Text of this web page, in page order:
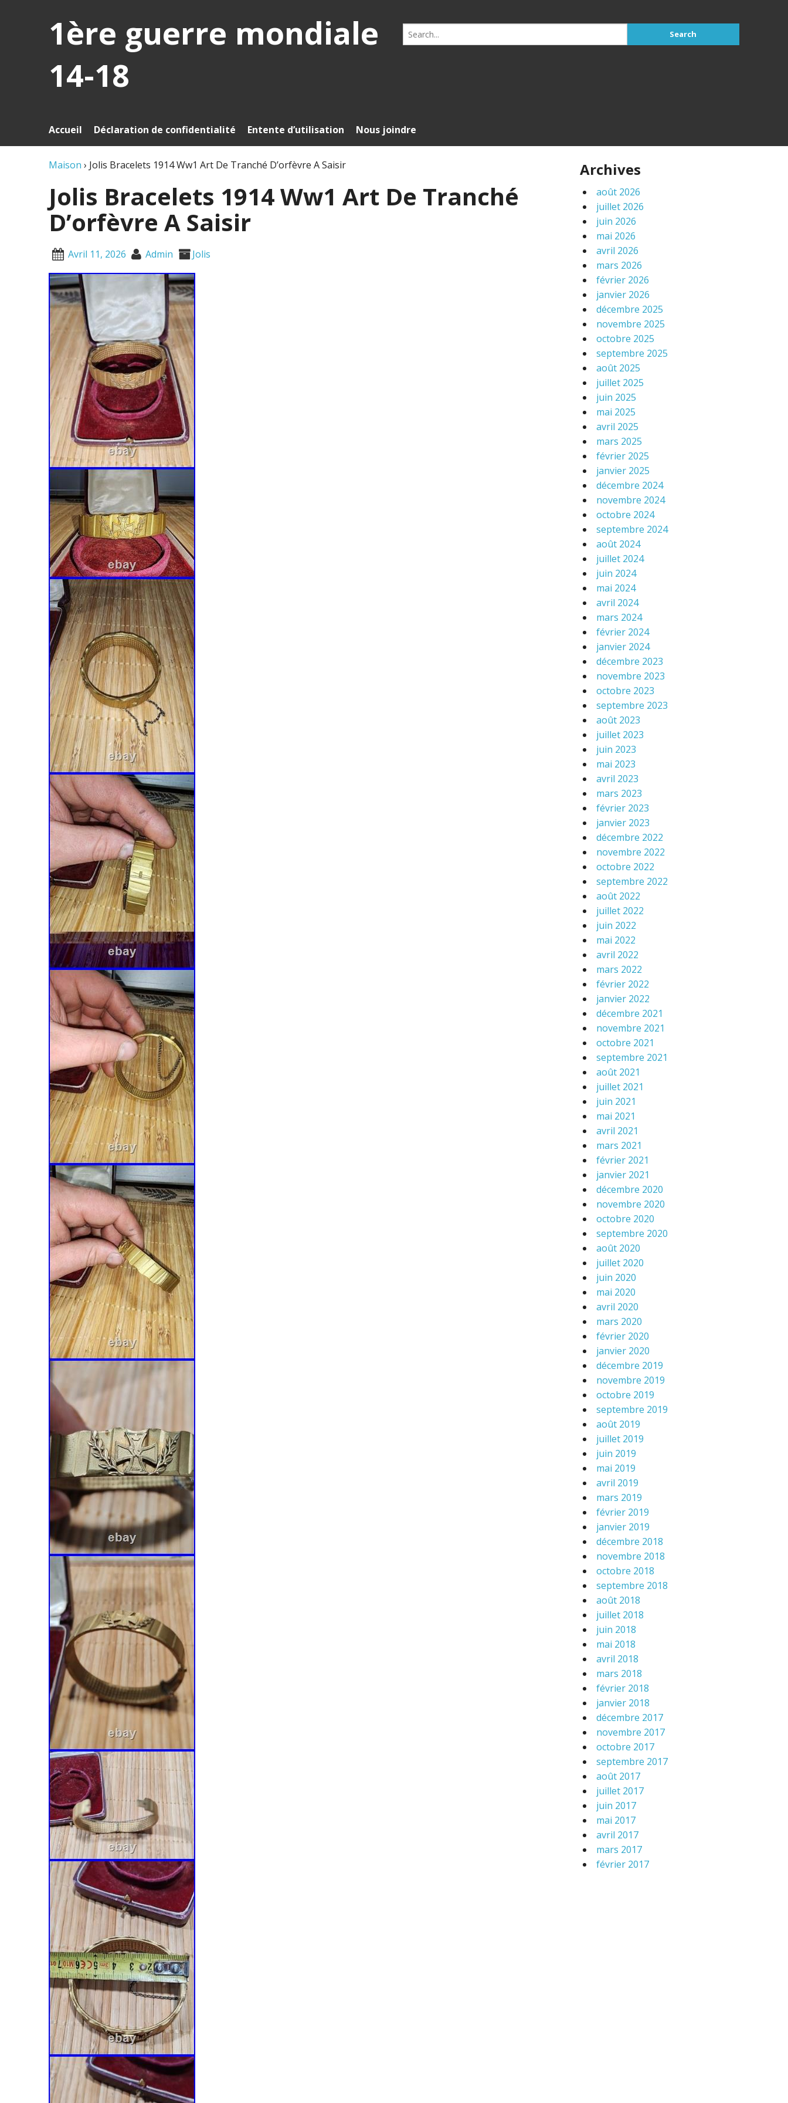
1ère guerre mondiale
14-18
Search
for:
Accueil Déclaration de confidentialité Entente d’utilisation Nous joindre
Maison › Jolis Bracelets 1914 Ww1 Art De Tranché D’orfèvre A Saisir
Jolis Bracelets 1914 Ww1 Art De Tranché
D’orfèvre A Saisir
Avril 11, 2026 Admin Jolis
Archives
août 2026
juillet 2026
juin 2026
mai 2026
avril 2026
mars 2026
février 2026
janvier 2026
décembre 2025
novembre 2025
octobre 2025
septembre 2025
août 2025
juillet 2025
juin 2025
mai 2025
avril 2025
mars 2025
février 2025
janvier 2025
décembre 2024
novembre 2024
octobre 2024
septembre 2024
août 2024
juillet 2024
juin 2024
mai 2024
avril 2024
mars 2024
février 2024
janvier 2024
décembre 2023
novembre 2023
octobre 2023
septembre 2023
août 2023
juillet 2023
juin 2023
mai 2023
avril 2023
mars 2023
février 2023
janvier 2023
décembre 2022
novembre 2022
octobre 2022
septembre 2022
août 2022
juillet 2022
juin 2022
mai 2022
avril 2022
mars 2022
février 2022
janvier 2022
décembre 2021
novembre 2021
octobre 2021
septembre 2021
août 2021
juillet 2021
juin 2021
mai 2021
avril 2021
mars 2021
février 2021
janvier 2021
décembre 2020
novembre 2020
octobre 2020
septembre 2020
août 2020
juillet 2020
juin 2020
mai 2020
avril 2020
mars 2020
février 2020
janvier 2020
décembre 2019
novembre 2019
octobre 2019
septembre 2019
août 2019
juillet 2019
juin 2019
mai 2019
avril 2019
mars 2019
février 2019
janvier 2019
décembre 2018
novembre 2018
octobre 2018
septembre 2018
août 2018
juillet 2018
juin 2018
mai 2018
avril 2018
mars 2018
février 2018
janvier 2018
décembre 2017
novembre 2017
octobre 2017
septembre 2017
août 2017
juillet 2017
juin 2017
mai 2017
avril 2017
mars 2017
février 2017